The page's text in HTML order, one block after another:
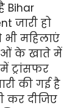
Bihar
जारी हो
महिलाएं
के खाते में
ट्रांसफर
की गई है
कर दीजिए